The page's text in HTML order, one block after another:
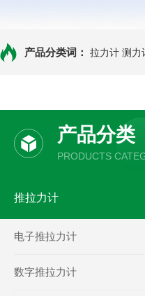
产品分类词： 拉力计 测力
产品分类
PRODUCTS
推拉力计
电子推拉力计
数字推拉力计